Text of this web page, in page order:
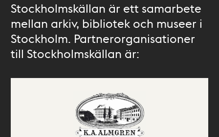
Stockholmskällan är ett samarbete
mellan arkiv, bibliotek och museer i
Stockholm. Partnerorganisationer
till Stockholmskällan är: